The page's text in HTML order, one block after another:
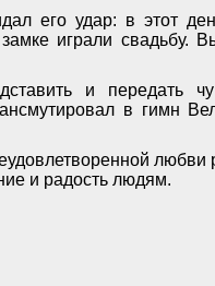
его удар: в этот
играли свадьбу.
и передать
в гимн
и радость людям.